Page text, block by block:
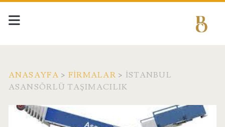
ANASAYFA > FIRMALAR> İSTANBUL
ASANSÖRLÜ TAŞIMACILIK